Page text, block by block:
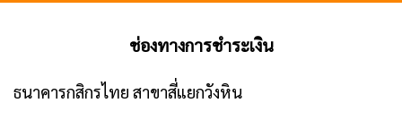
ช่องทางการชำระเงิน
ธนาคารกสิกรไทย สาขาสี่แยกวังหิน